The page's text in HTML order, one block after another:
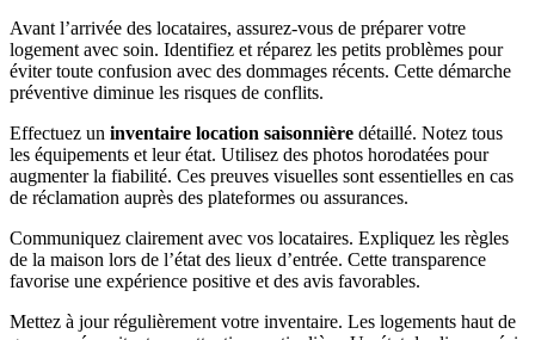
Avant l’arrivée des locataires, assurez-vous de préparer votre
logement avec soin. Identifiez et réparez les petits problèmes pour
éviter toute confusion avec des dommages récents. Cette démarche
préventive diminue les risques de conflits.
Effectuez un inventaire location saisonnière détaillé. Notez tous
les équipements et leur état. Utilisez des photos horodatées pour
augmenter la fiabilité. Ces preuves visuelles sont essentielles en cas
de réclamation auprès des plateformes ou assurances.
Communiquez clairement avec vos locataires. Expliquez les règles
de la maison lors de l’état des lieux d’entrée. Cette transparence
favorise une expérience positive et des avis favorables.
Mettez à jour régulièrement votre inventaire. Les logements haut de